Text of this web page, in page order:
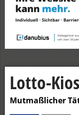
Lotto-
Mutmaßlicher